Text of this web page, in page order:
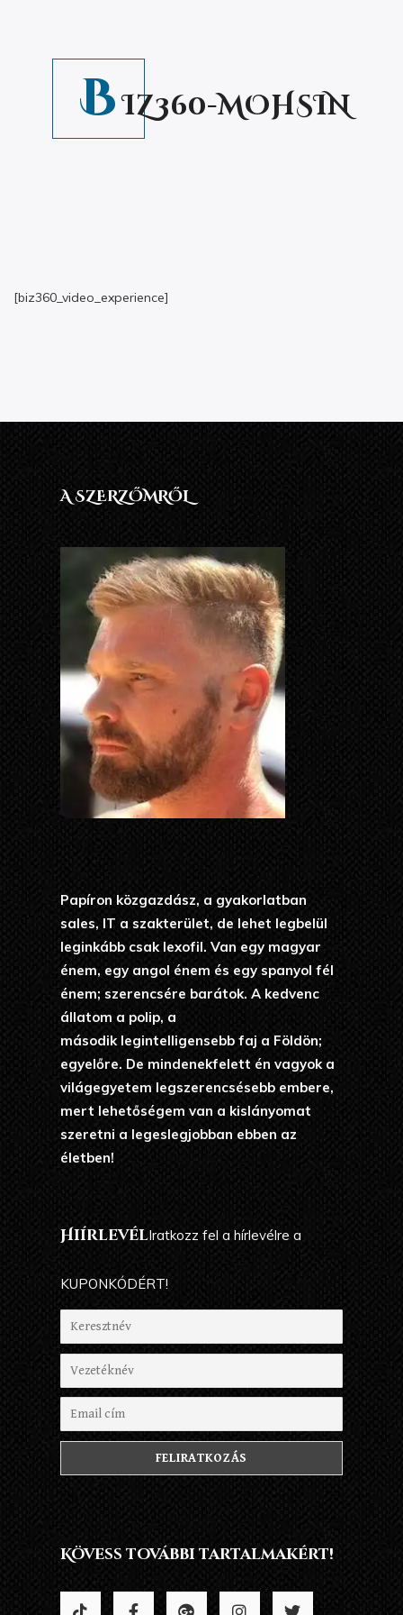
BIZ360-MOHSIN
[biz360_video_experience]
A SZERZŐMRŐL
Papíron közgazdász, a gyakorlatban
sales, IT a szakterület, de lehet legbelül
leginkább csak lexofil. Van egy magyar
énem, egy angol énem és egy spanyol fél
énem; szerencsére barátok. A kedvenc
állatom a polip, a
második legintelligensebb faj a Földön;
egyelőre. De mindenekfelett én vagyok a
világegyetem legszerencsésebb embere,
mert lehetőségem van a kislányomat
szeretni a legeslegjobban ebben az
életben!
HiírlevélIratkozz fel a hírlevélre a
KUPONKÓDÉRT!
Kövess további tartalmakért!